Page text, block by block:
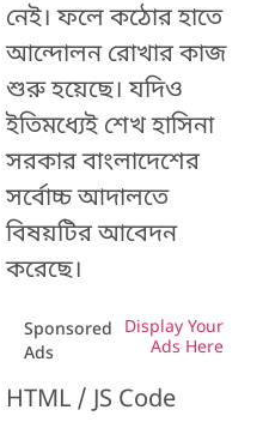
নেই। ফলে কঠোর হাতে
আন্দোলন রোখার কাজ
শুরু হয়েছে। যদিও
ইতিমধ্যেই শেখ হাসিনা
সরকার বাংলাদেশের
সর্বোচ্চ আদালতে
বিষয়টির আবেদন
করেছে।
Sponsored
Ads
Display Your
Ads Here
HTML / JS Code